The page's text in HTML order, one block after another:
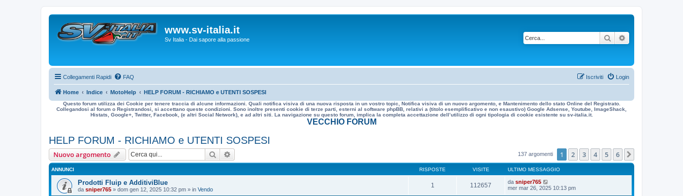
www.sv-italia.it
Sv Italia - Dai sapore alla passione Cerca
Collegamenti Rapidi FAQ Login
Iscriviti
Home Indice MotoHelp HELP FORUM - RICHIAMO e UTENTI SOSPESI
Questo forum utilizza dei Cookie per tenere traccia di alcune informazioni. Quali notifica visiva di una nuova risposta in un vostro topic, Notifica visiva di un nuovo argomento, e Mantenimento dello stato Online del Registrato.
Collegandosi al forum o Registrandosi, si accettano queste condizioni. Sono inoltre presenti cookie di terze parti, esterni al software phpBB, relativi a (titolo esemplificativo e non esaustivo) Google Adsense, Youtube, ImageShack,
Histats, Google+, Twitter, Facebook, (e altri Social Network), e ad altri siti. La navigazione su questo forum, implica la completa accettazione dell’utilizzo di ogni tipologia di cookie esistente su sv-italia.it.
VECCHIO FORUM
HELP FORUM - RICHIAMO e UTENTI SOSPESI
Nuovo argomento Cerca 137 argomenti 1 2 3 4 5 6
ANNUNCI RISPOSTE VISITE ULTIMO MESSAGGIO
Prodotti Fluip e AdditiviBlue
da sniper765 » dom gen 12, 2025 10:32 pm » in Vendo
1 112657 da sniper765
mer mar 26, 2025 10:13 pm